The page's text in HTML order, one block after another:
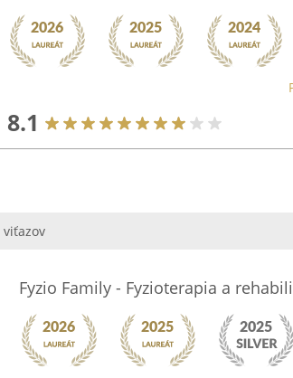
8.1
Fyzio Family - Fyzioterapia a